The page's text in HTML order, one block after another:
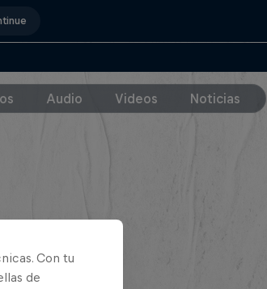
Audio Videos Noticias
Con tu
de